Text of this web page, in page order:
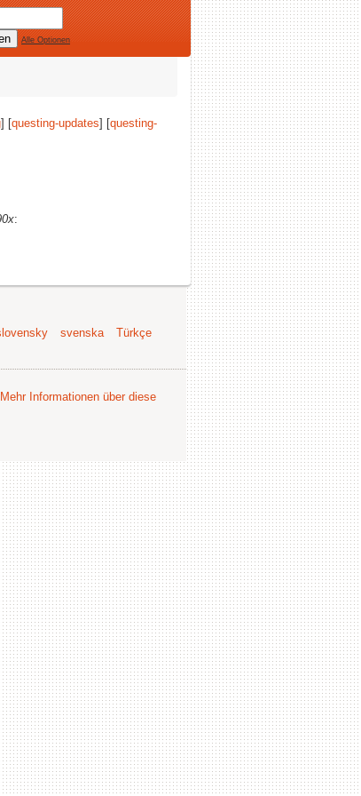
Alle Optionen
] [questing-updates] [questing-
:
svenska
Türkçe
Mehr Informationen über diese